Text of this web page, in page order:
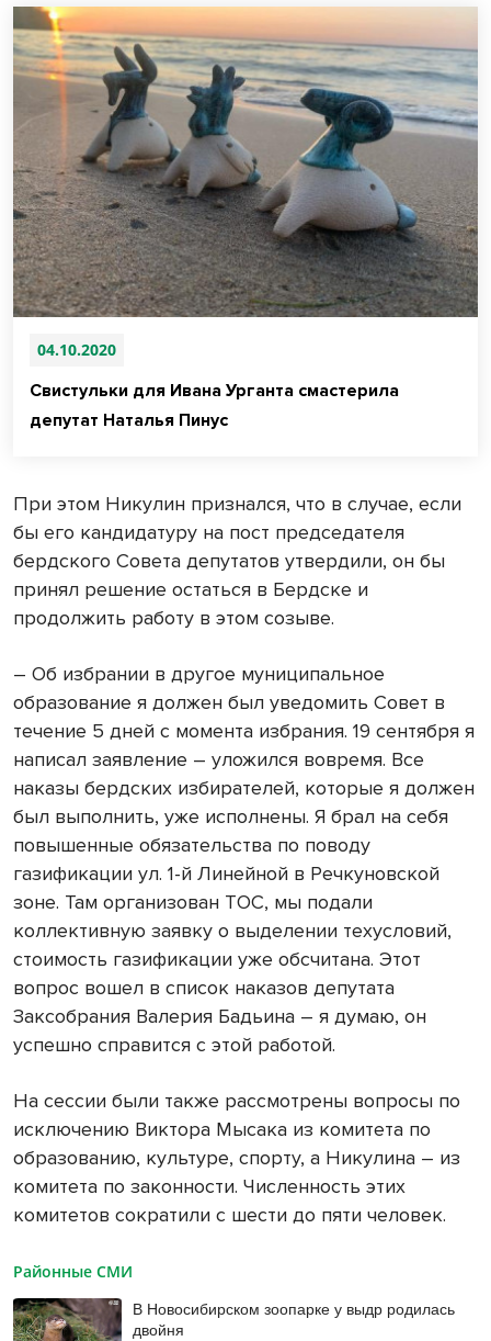
04.10.2020
Свистульки для Ивана Урганта смастерила
депутат Наталья Пинус
При этом Никулин признался, что в случае, если
бы его кандидатуру на пост председателя
бердского Совета депутатов утвердили, он бы
принял решение остаться в Бердске и
продолжить работу в этом созыве.
– Об избрании в другое муниципальное
образование я должен был уведомить Совет в
течение 5 дней с момента избрания. 19 сентября я
написал заявление – уложился вовремя. Все
наказы бердских избирателей, которые я должен
был выполнить, уже исполнены. Я брал на себя
повышенные обязательства по поводу
газификации ул. 1-й Линейной в Речкуновской
зоне. Там организован ТОС, мы подали
коллективную заявку о выделении техусловий,
стоимость газификации уже обсчитана. Этот
вопрос вошел в список наказов депутата
Заксобрания Валерия Бадьина – я думаю, он
успешно справится с этой работой.
На сессии были также рассмотрены вопросы по
исключению Виктора Мысака из комитета по
образованию, культуре, спорту, а Никулина – из
комитета по законности. Численность этих
комитетов сократили с шести до пяти человек.
Районные СМИ
В Новосибирском зоопарке у выдр родилась
двойня